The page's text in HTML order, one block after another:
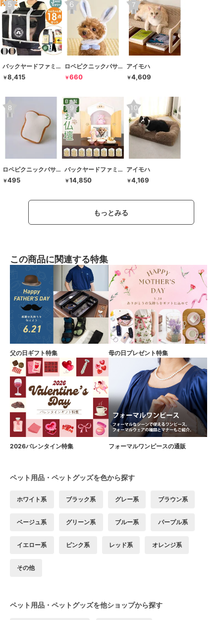
バックヤードファミリー
￥8,415
ロペピクニックパサージュ
￥660
アイモハ
￥4,609
ロペピクニックパサージュ
￥495
バックヤードファミリー
￥14,850
アイモハ
￥4,169
もっとみる
この商品に関連する特集
父の日ギフト特集 母の日プレゼント特集
2026バレンタイン特集 フォーマルワンピースの通販
ペット用品・ペットグッズを色から探す
ホワイト系 ブラック系 グレー系 ブラウン系
ベージュ系 グリーン系 ブルー系 パープル系
イエロー系 ピンク系 レッド系 オレンジ系
その他
ペット用品・ペットグッズを他ショップから探す